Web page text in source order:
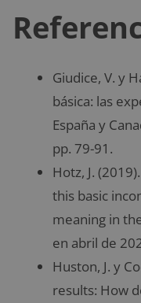
Giudice, V. y
básica: las
España y
pp. 79-91.
Hotz, J.
this basic
meaning in
en abril de
Huston, J. y
results: How